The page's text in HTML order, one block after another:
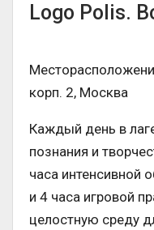
Logo Polis.
корп. 2, Москва
Каждый день в
познания и
часа интенсивной
и 4 часа игровой
целостную среду